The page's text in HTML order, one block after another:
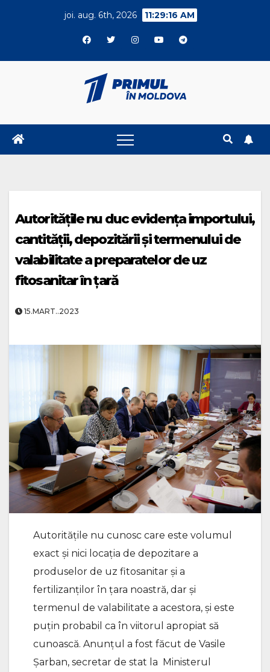
joi. aug. 6th, 2026 11:29:17 AM
Autoritățile nu duc evidența importului,
cantității, depozitării și termenului de
valabilitate a preparatelor de uz
fitosanitar în țară
15.MART..2023
Autoritățile nu cunosc care este volumul
exact și nici locația de depozitare a
produselor de uz fitosanitar și a
fertilizanților în țara noastră, dar și
termenul de valabilitate a acestora, și este
puțin probabil ca în viitorul apropiat să
cunoască. Anunțul a fost făcut de Vasile
Șarban, secretar de stat la Ministerul